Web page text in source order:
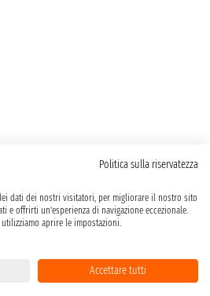
Politica sulla riservatezza
dati dei nostri visitatori, per migliorare il nostro sito
e offrirti un'esperienza di navigazione eccezionale.
aprire le impostazioni.
Accettare tutti